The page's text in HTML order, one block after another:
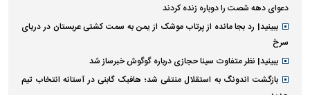
دعوای دهه شصت را دوباره زنده کردند
ببینید| رد بجا مانده از پرتاب موشک از یمن به سمت کشتی عربستان در دریای
سرخ
ببینید| نظر متفاوت سینا حجازی درباره گوگوش خبرساز شد
بازگشت اندونگ به استقلال منتفی شد؛ هافبک گابنی در آستانه انتخاب تیم